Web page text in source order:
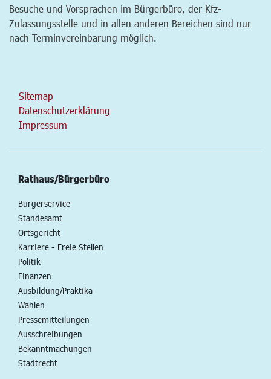
Besuche und Vorsprachen im Bürgerbüro, der Kfz-
Zulassungsstelle und in allen anderen Bereichen sind nur
nach Terminvereinbarung möglich.
Sitemap
Datenschutzerklärung
Impressum
Rathaus/Bürgerbüro
Bürgerservice
Standesamt
Ortsgericht
Karriere - Freie Stellen
Politik
Finanzen
Ausbildung/Praktika
Wahlen
Pressemitteilungen
Ausschreibungen
Bekanntmachungen
Stadtrecht